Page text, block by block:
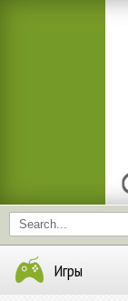
Игры